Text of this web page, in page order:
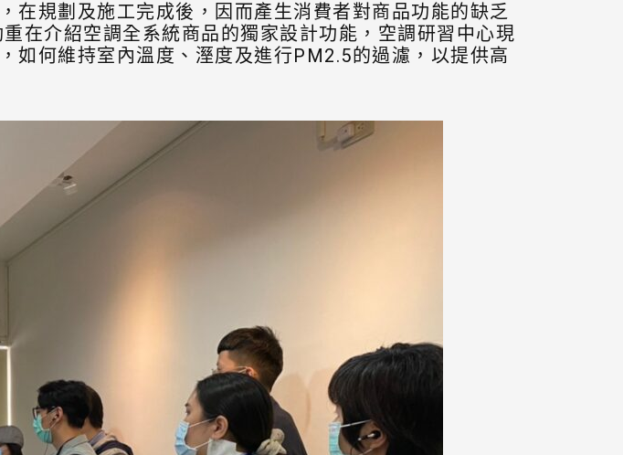
在規劃及施工完成後，因而產生消費者對商品功能的缺乏
在介紹空調全系統商品的獨家設計功能，空調研習中心現
如何維持室內溫度、溼度及進行PM2.5的過濾，以提供高